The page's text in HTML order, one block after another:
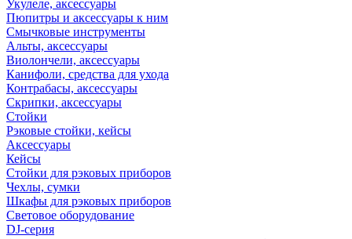
Укулеле, аксессуары
Пюпитры и аксессуары к ним
Смычковые инструменты
Альты, аксессуары
Виолончели, аксессуары
Канифоли, средства для ухода
Контрабасы, аксессуары
Скрипки, аксессуары
Стойки
Рэковые стойки, кейсы
Аксессуары
Кейсы
Стойки для рэковых приборов
Чехлы, сумки
Шкафы для рэковых приборов
Световое оборудование
DJ-серия